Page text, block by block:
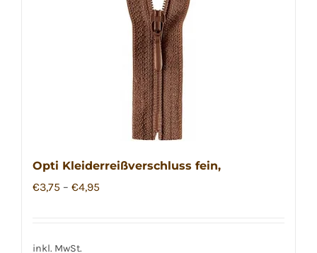
mehrere
Varianten
auf.
Die
Optionen
können
auf
Produktseite
Opti Kleiderreißverschluss fein,
€3,75 – €4,95
inkl. MwSt.